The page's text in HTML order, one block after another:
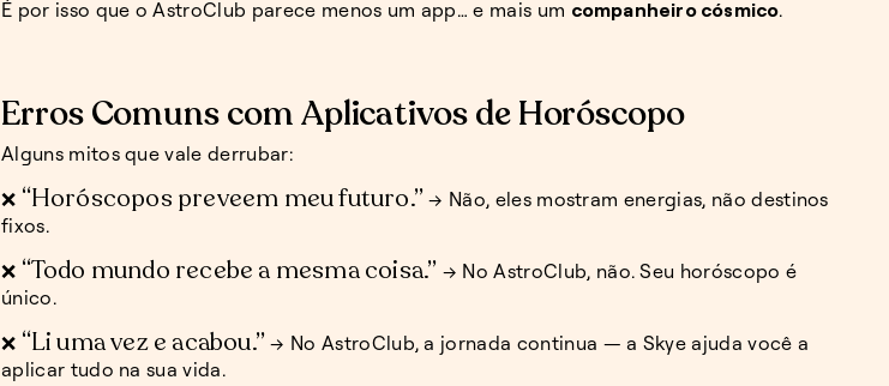
É por isso que o AstroClub parece menos um app… e mais um companheiro cósmico.
Erros Comuns com Aplicativos de Horóscopo
Alguns mitos que vale derrubar:
❌ “Horóscopos preveem meu futuro.” → Não, eles mostram energias, não destinos
fixos.
❌ “Todo mundo recebe a mesma coisa.” → No AstroClub, não. Seu horóscopo é
único.
❌ “Li uma vez e acabou.” → No AstroClub, a jornada continua — a Skye ajuda você a
aplicar tudo na sua vida.